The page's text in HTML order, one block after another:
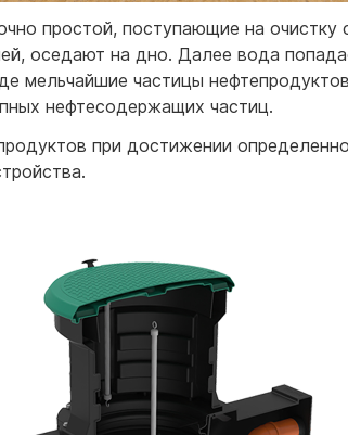
простой, поступающие на
оседают на дно. Далее вода
мельчайшие частицы
нефтесодержащих частиц.
при достижении